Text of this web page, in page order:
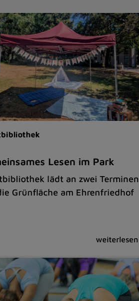
Lesen im Park
lädt an zwei Terminen
Grünfläche am Ehrenfriedhof